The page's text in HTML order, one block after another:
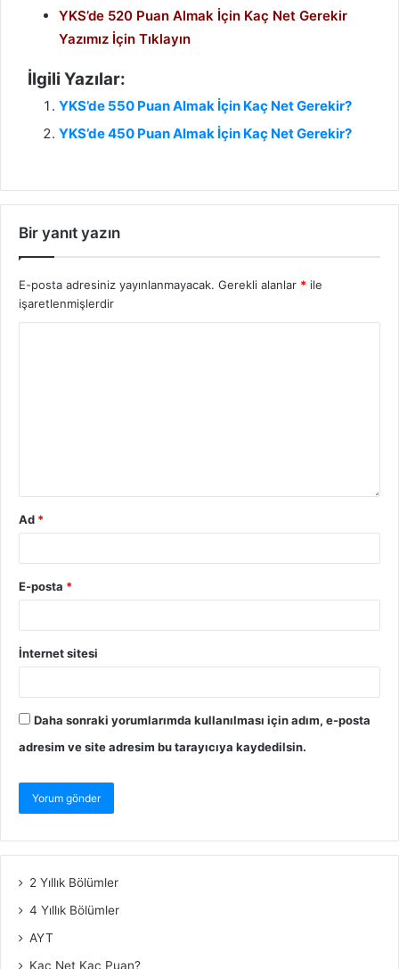
YKS’de 520 Puan Almak İçin Kaç Net Gerekir
Yazımız İçin Tıklayın
İlgili Yazılar:
YKS’de 550 Puan Almak İçin Kaç Net Gerekir?
YKS’de 450 Puan Almak İçin Kaç Net Gerekir?
Bir yanıt yazın
E-posta adresiniz yayınlanmayacak. Gerekli alanlar * ile
işaretlenmişlerdir
Ad *
E-posta *
İnternet sitesi
Daha sonraki yorumlarımda kullanılması için adım, e-posta
adresim ve site adresim bu tarayıcıya kaydedilsin.
2 Yıllık Bölümler
4 Yıllık Bölümler
AYT
Kaç Net Kaç Puan?